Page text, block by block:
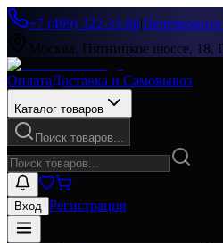
+7 (499) 322-33-86|
Москва, Пятницкое шоссе, 18,
ОплатаДоставка и Самовывоз
Каталог товаров
Поиск товаров...
Вход Регистрация